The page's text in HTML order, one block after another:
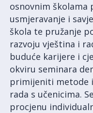
osnovnim
usmjeravanje i
škola te pružanje
razvoju vještina i
buduće karijere i
okviru seminara
primijeniti metode
rada s učenicima.
procjenu